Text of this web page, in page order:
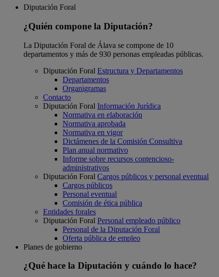
Diputación Foral
¿Quién compone la Diputación?
La Diputación Foral de Álava se compone de 10
departamentos y más de 930 personas empleadas públicas.
Diputación Foral Estructura y Departamentos
Departamentos
Organigramas
Contacto
Diputación Foral Información Jurídica
Normativa en elaboración
Normativa aprobada
Normativa en vigor
Dictámenes de la Comisión Consultiva
Plan anual normativo
Informe sobre recursos contencioso-
administrativos
Diputación Foral Cargos públicos y personal eventual
Cargos públicos
Personal eventual
Comisión de ética pública
Entidades forales
Diputación Foral Personal empleado público
Personal de la Diputación Foral
Oferta pública de empleo
Planes de gobierno
¿Qué hace la Diputación y cuándo lo hace?